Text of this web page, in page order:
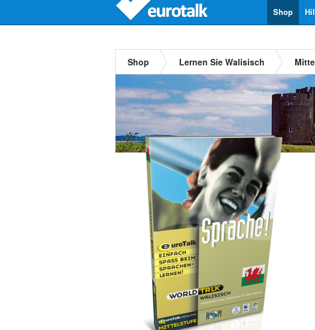
Shop
Shop Lernen Sie Walisisch